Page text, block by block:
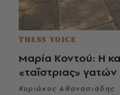
THESS VOICE
Μαρία Κοντού: Η
«ταΐστριας»
Κυριάκος Αθανασιάδης